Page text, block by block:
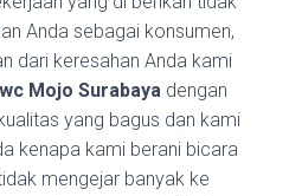
Anda sebagai konsumen,
dari keresahan Anda kami
Mojo Surabaya dengan
yang bagus dan kami
kenapa kami berani bicara
mengejar banyak ke